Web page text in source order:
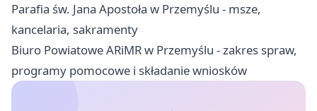
Parafia św. Jana Apostoła w Przemyślu - msze,
kancelaria, sakramenty
Biuro Powiatowe ARiMR w Przemyślu - zakres spraw,
programy pomocowe i składanie wniosków